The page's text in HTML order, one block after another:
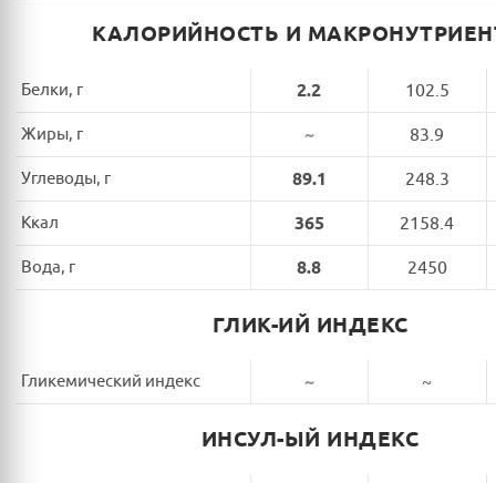
КАЛОРИЙНОСТЬ И
Белки, г 2.2 102.5
Жиры, г ~ 83.9
Углеводы, г 89.1 248.3
Ккал 365 2158.4
Вода, г 8.8 2450
ГЛИК-ИЙ ИНДЕКС
Гликемический индекс ~ ~
ИНСУЛ-ЫЙ ИНДЕКС